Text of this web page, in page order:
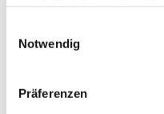
Trigger Symbol ändern
Informationen
Notwendig
Präferenzen